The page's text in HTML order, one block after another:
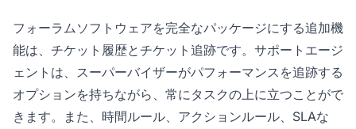
フォーラムソフトウェアを完全なパッケージにする追加機
能は、チケット履歴とチケット追跡です。サポートエージ
ェントは、スーパーバイザーがパフォーマンスを追跡する
オプションを持ちながら、常にタスクの上に立つことがで
きます。また、時間ルール、アクションルール、SLAな